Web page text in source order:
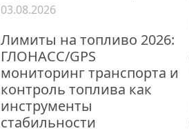
03.08.2026
Лимиты на топливо 2026:
ГЛОНАСС/GPS
мониторинг транспорта и
контроль топлива как
инструменты
стабильности